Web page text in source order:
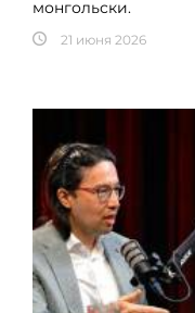
монгольски.
21 июня 2026